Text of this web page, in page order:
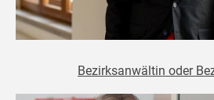
Bezirksanwältin oder